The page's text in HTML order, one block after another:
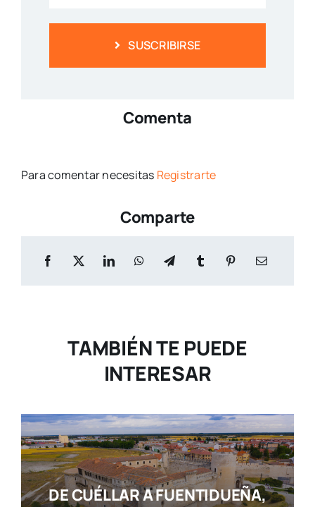
SUSCRIBIRSE
Comenta
Para comentar necesitas Registrarte
Comparte
TAMBIÉN TE PUEDE
INTERESAR
DE CUÉLLAR A FUENTIDUEÑA,